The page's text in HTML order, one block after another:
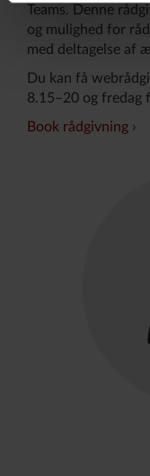
Teams. Denne
og mulighed for
med deltagelse af
Du kan få
8.15–20 og fredag
Book rådgivning